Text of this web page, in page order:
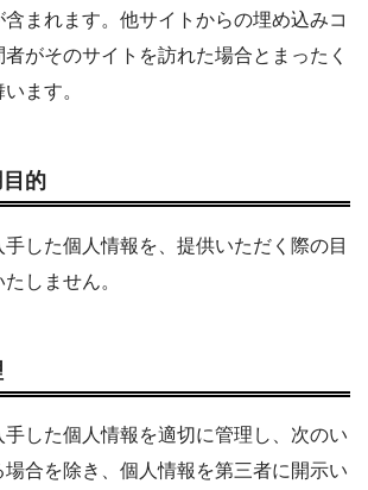
まれます。他サイトからの埋め込みコ
がそのサイトを訪れた場合とまったく
ます。
的
した個人情報を、提供いただく際の目
しません。
した個人情報を適切に管理し、次のい
合を除き、個人情報を第三者に開示い